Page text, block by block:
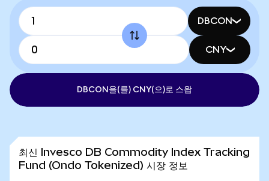
DBCON
CNY
DBCON을(를) CNY(으)로 스왑
최신 Invesco DB Commodity Index Tracking
Fund (Ondo Tokenized) 시장 정보